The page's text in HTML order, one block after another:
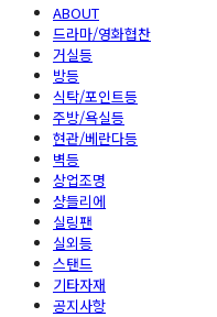
ABOUT
드라마/영화협찬
거실등
방등
식탁/포인트등
주방/욕실등
현관/베란다등
벽등
상업조명
샹들리에
실링팬
실외등
스탠드
기타자재
공지사항